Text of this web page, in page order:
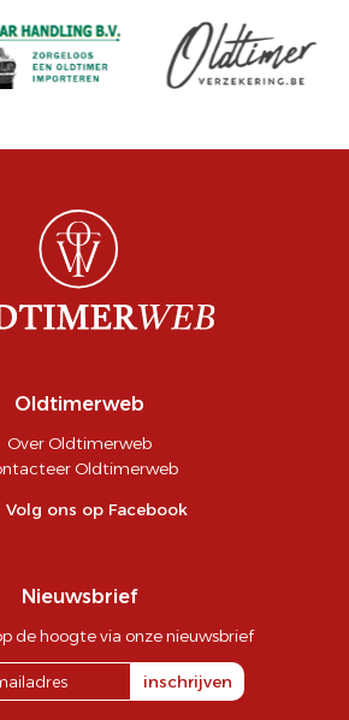
Oldtimerweb
Over Oldtimerweb
Oldtimerweb
Volg ons op Facebook
Nieuwsbrief
de hoogte via onze nieuwsbrief
inschrijven